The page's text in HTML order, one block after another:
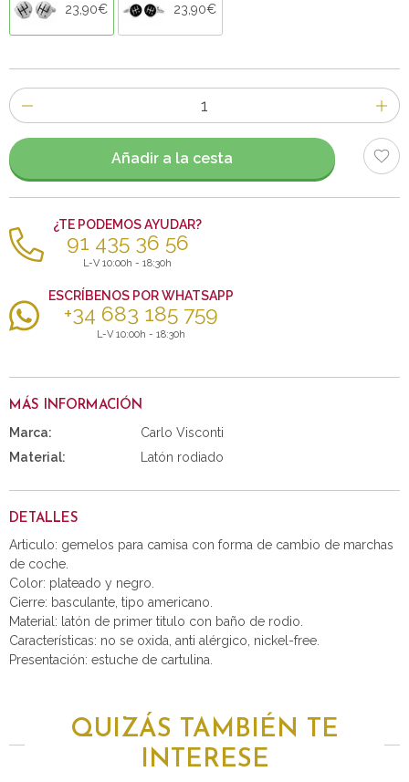
23,90€ 23,90€
Número
de
artículos
Añadir a la cesta
¿TE PODEMOS AYUDAR?
91 435 36 56
L-V 10:00h - 18:30h
ESCRÍBENOS POR WHATSAPP
+34 683 185 759
L-V 10:00h - 18:30h
MÁS INFORMACIÓN
Marca:
Carlo Visconti
Material:
Latón rodiado
DETALLES
Articulo: gemelos para camisa con forma de cambio de marchas
de coche.
Color: plateado y negro.
Cierre: basculante, tipo americano.
Material: latón de primer titulo con baño de rodio.
Características: no se oxida, anti alérgico, nickel-free.
Presentación: estuche de cartulina.
QUIZÁS TAMBIÉN TE
INTERESE